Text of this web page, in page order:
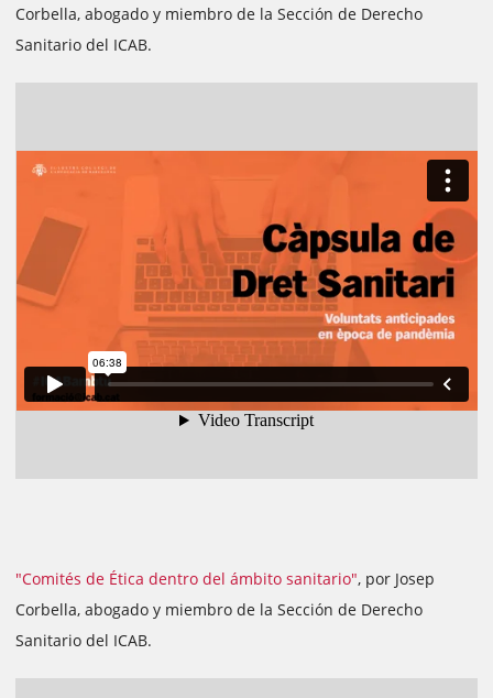
Corbella, abogado y miembro de la Sección de Derecho
Sanitario del ICAB.
"Comités de Ética dentro del ámbito sanitario", por Josep
Corbella, abogado y miembro de la Sección de Derecho
Sanitario del ICAB.